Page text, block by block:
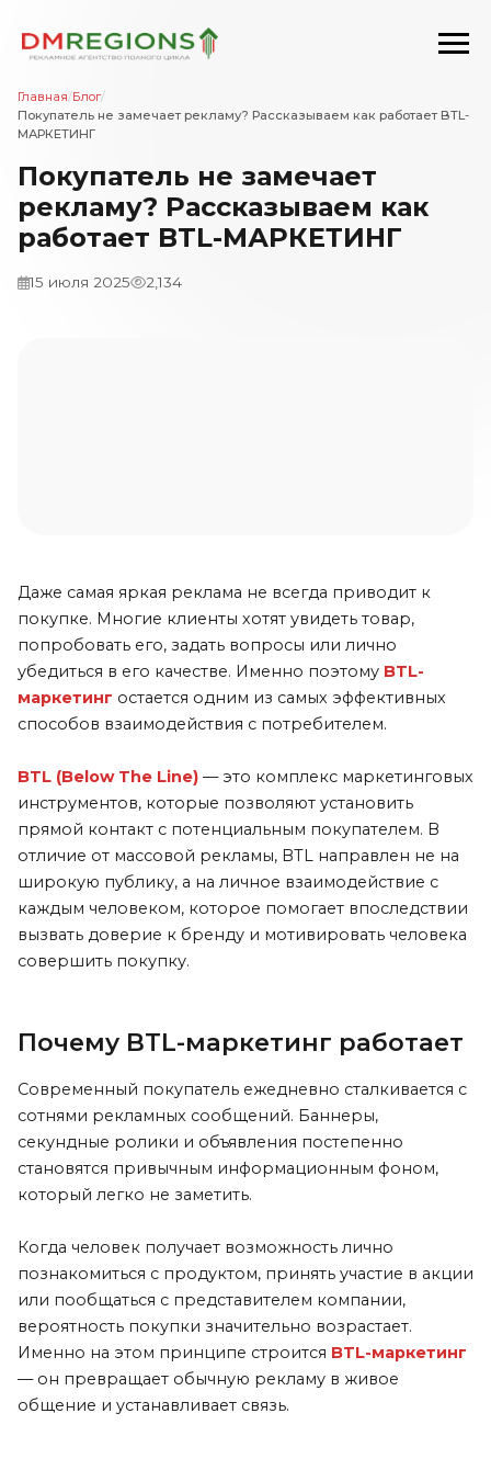
Главная/Блог/
Покупатель не замечает рекламу? Рассказываем как работает BTL-
МАРКЕТИНГ
Покупатель не замечает
рекламу? Рассказываем как
работает BTL-МАРКЕТИНГ
15 июля 2025 2,134
Даже самая яркая реклама не всегда приводит к
покупке. Многие клиенты хотят увидеть товар,
попробовать его, задать вопросы или лично
убедиться в его качестве. Именно поэтому BTL-
маркетинг остается одним из самых эффективных
способов взаимодействия с потребителем.
BTL (Below The Line) — это комплекс маркетинговых
инструментов, которые позволяют установить
прямой контакт с потенциальным покупателем. В
отличие от массовой рекламы, BTL направлен не на
широкую публику, а на личное взаимодействие с
каждым человеком, которое помогает впоследствии
вызвать доверие к бренду и мотивировать человека
совершить покупку.
Почему BTL-маркетинг работает
Современный покупатель ежедневно сталкивается с
сотнями рекламных сообщений. Баннеры,
секундные ролики и объявления постепенно
становятся привычным информационным фоном,
который легко не заметить.
Когда человек получает возможность лично
познакомиться с продуктом, принять участие в акции
или пообщаться с представителем компании,
вероятность покупки значительно возрастает.
Именно на этом принципе строится BTL-маркетинг
— он превращает обычную рекламу в живое
общение и устанавливает связь.